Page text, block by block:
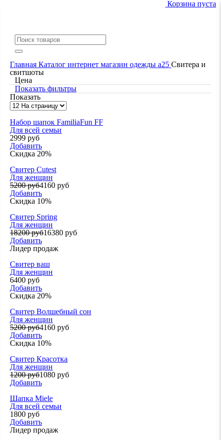
Корзина пуста
Главная Каталог интернет магазин одежды a25 Свитера и
свитшоты
Цена
Показать фильтры
Показать
Набор шапок FamiliaFun FF
Для всей семьи
2999 руб
Добавить
Скидка 20%
Свитер Cutest
Для женщин
5200 руб4160 руб
Добавить
Скидка 10%
Свитер Spring
Для женщин
18200 руб16380 руб
Добавить
Лидер продаж
Свитер ваш
Для женщин
6400 руб
Добавить
Скидка 20%
Свитер Волшебный сон
Для женщин
5200 руб4160 руб
Добавить
Скидка 10%
Свитер Красотка
Для женщин
1200 руб1080 руб
Добавить
Шапка Miele
Для всей семьи
1800 руб
Добавить
Лидер продаж